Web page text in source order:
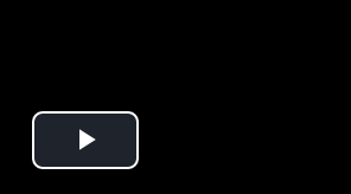
Play Video